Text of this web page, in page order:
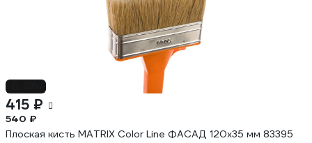
415 ₽
540 ₽
Плоская кисть MATRIX Color Line ФАСАД 120х35 мм 83395